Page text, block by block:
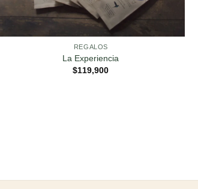
REGALOS
La Experiencia
$119,900